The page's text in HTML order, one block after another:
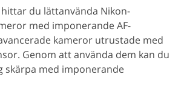
du lättanvända Nikon-
med imponerande AF-
kameror utrustade med
Genom att använda dem kan du
skärpa med imponerande